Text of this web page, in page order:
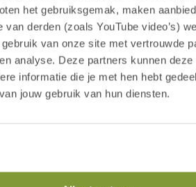
het gebruiksgemak, maken
van derden (zoals YouTube video’s)
van onze site met vertrouwde
analyse. Deze partners kunnen deze
informatie die je met hen hebt
jouw gebruik van hun diensten.